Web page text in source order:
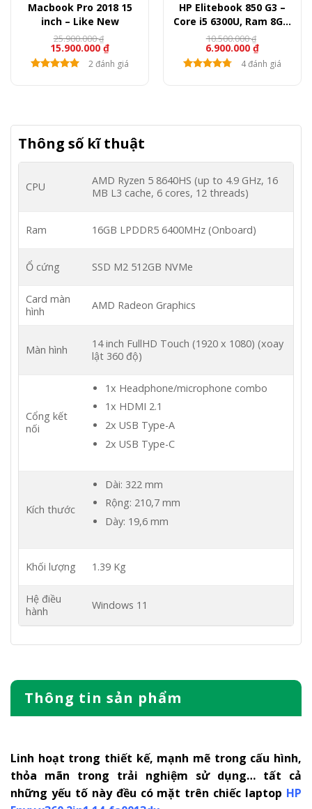
Macbook Pro 2018 15
inch – Like New
15.900.000 ₫
25.900.000₫
2 đánh giá
HP Elitebook 850 G3 –
Core i5 6300U, Ram 8GB,
SSD 256GB, 15.6″ FullHD
6.900.000 ₫
10.500.000₫
4 đánh giá
Thông tin sản phẩm
Linh hoạt trong thiết kế, mạnh mẽ trong cấu hình,
thỏa mãn trong trải nghiệm sử dụng… tất cả
những yếu tố này đều có mặt trên chiếc laptop HP
Thông số kĩ thuật
CPU
AMD Ryzen 5 8640HS (up to 4.9 GHz, 16
MB L3 cache, 6 cores, 12 threads)
Ram 16GB LPDDR5 6400MHz (Onboard)
Ổ cứng SSD M2 512GB NVMe
Card màn
hình
AMD Radeon Graphics
Màn hình
14 inch FullHD Touch (1920 x 1080) (xoay
lật 360 độ)
Cổng kết
nối
1x Headphone/microphone combo
1x HDMI 2.1
2x USB Type-A
2x USB Type-C
Kích thước
Dài: 322 mm
Rộng: 210,7 mm
Dày: 19,6 mm
Khối lượng 1.39 Kg
Hệ điều
hành
Windows 11